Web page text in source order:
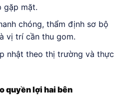
gặp mặt.
chóng, thẩm định sơ bộ
vị trí cần thu gom.
nhật theo thị trường và thực
quyền lợi hai bên